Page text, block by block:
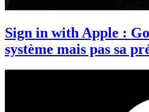
Sign in with Apple :
système mais pas sa